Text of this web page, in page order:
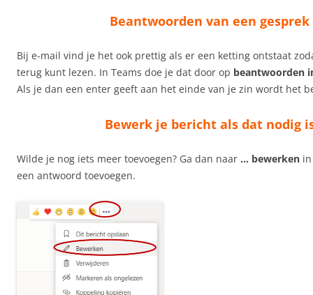
Beantwoorden van een gesprek
Bij e-mail vind je het ook prettig als er een ketting ontstaat
terug kunt lezen. In Teams doe je dat door op beantwoorden
Als je dan een enter geeft aan het einde van je zin wordt het
Bewerk je bericht als dat nodig
Wilde je nog iets meer toevoegen? Ga dan naar … bewerken
een antwoord toevoegen.